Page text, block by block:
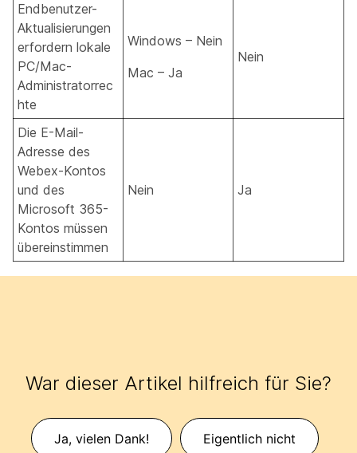
Endbenutzer-
Aktualisierungen
erfordern lokale
PC/Mac-
Administratorrec
hte
Windows – Nein
Mac – Ja
Nein
Die E-Mail-
Adresse des
Webex-Kontos
und des
Microsoft 365-
Kontos müssen
übereinstimmen
Nein Ja
War dieser Artikel hilfreich für Sie?
Ja, vielen Dank! Eigentlich nicht